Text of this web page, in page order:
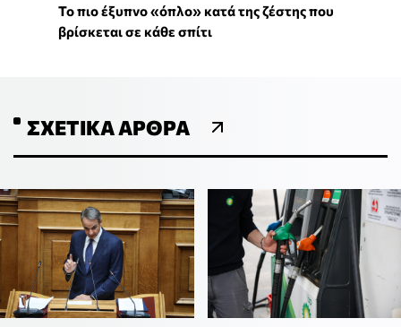
To πιο έξυπνο «όπλο» κατά της ζέστης που
βρίσκεται σε κάθε σπίτι
ΣΧΕΤΙΚΆ ΆΡΘΡΑ